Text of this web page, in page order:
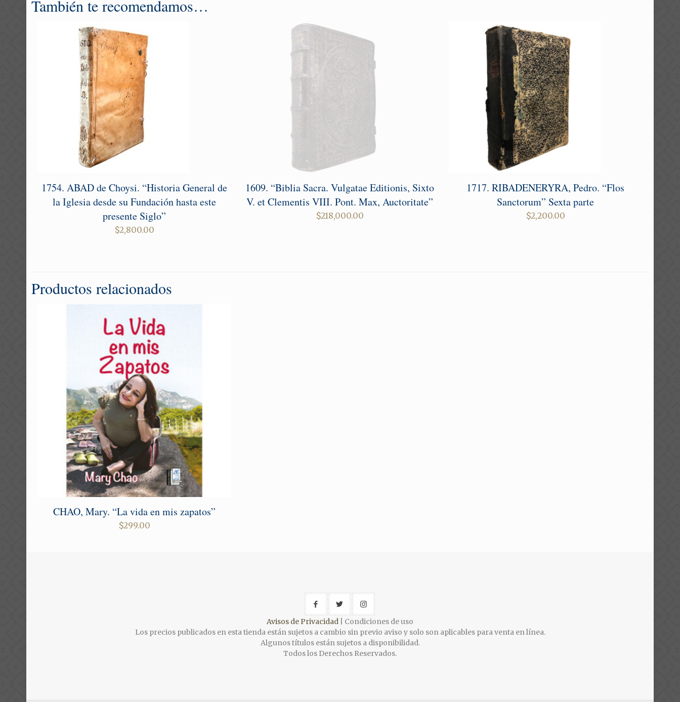
También te recomendamos…
1754. ABAD de Choysi. “Historia General de
la Iglesia desde su Fundación hasta este
presente Siglo”
$2,800.00
1609. “Biblia Sacra. Vulgatae Editionis, Sixto
V. et Clementis VIII. Pont. Max, Auctoritate”
$218,000.00
1717. RIBADENERYRA, Pedro. “Flos
Sanctorum” Sexta parte
$2,200.00
Productos relacionados
CHAO, Mary. “La vida en mis zapatos”
$299.00
Avisos de Privacidad | Condiciones de uso
Los precios publicados en esta tienda están sujetos a cambio sin previo aviso y solo son aplicables para venta en línea.
Algunos títulos están sujetos a disponibilidad.
Todos los Derechos Reservados.